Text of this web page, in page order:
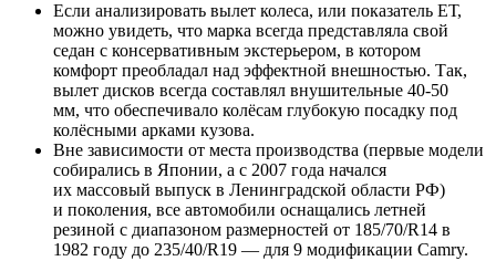
Если анализировать вылет колеса, или показатель ЕТ,
можно увидеть, что марка всегда представляла свой
седан с консервативным экстерьером, в котором
комфорт преобладал над эффектной внешностью. Так,
вылет дисков всегда составлял внушительные 40-50
мм, что обеспечивало колёсам глубокую посадку под
колёсными арками кузова.
Вне зависимости от места производства (первые модели
собирались в Японии, а с 2007 года начался
их массовый выпуск в Ленинградской области РФ)
и поколения, все автомобили оснащались летней
резиной с диапазоном размерностей от 185/70/R14 в
1982 году до 235/40/R19 — для 9 модификации Camry.